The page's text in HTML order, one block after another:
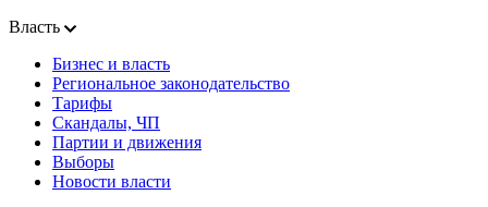
Власть
Бизнес и власть
Региональное законодательство
Тарифы
Скандалы, ЧП
Партии и движения
Выборы
Новости власти